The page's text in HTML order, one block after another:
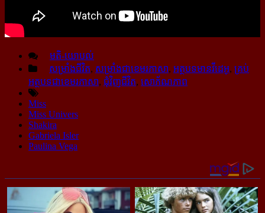
មតិ-យោបល់
សម្រាំងជីវិត, សម្រាំងជាខេមរភាសា, អត្ថបទមានវីដេអូ, គ្រប់
អត្ថបទជាខេមរភាសា, ជុំវិញជីវិត, សោភ័ណភាព
Miss
Miss Univers
Shakira
Gabriela Isler
Paulina Vega